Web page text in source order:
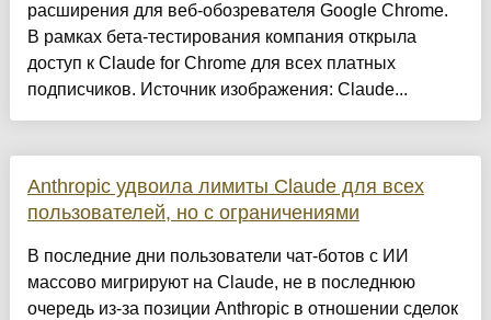
расширения для веб-обозревателя Google Chrome.
В рамках бета-тестирования компания открыла
доступ к Claude for Chrome для всех платных
подписчиков. Источник изображения: Claude...
Anthropic удвоила лимиты Claude для всех
пользователей, но с ограничениями
В последние дни пользователи чат-ботов с ИИ
массово мигрируют на Claude, не в последнюю
очередь из-за позиции Anthropic в отношении сделок